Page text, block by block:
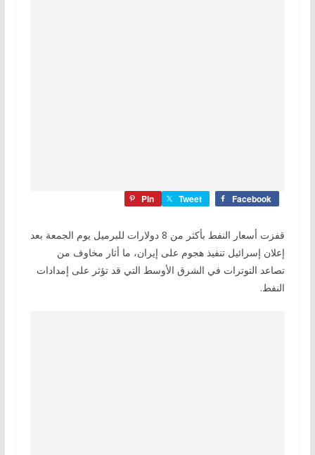
Facebook
Tweet
Pin
قفزت أسعار النفط بأكثر من 8 دولارات للبرميل يوم الجمعة بعد
إعلان إسرائيل تنفيذ هجوم على إيران، ما أثار مخاوف من
تصاعد التوترات في الشرق الأوسط التي قد تؤثر على إمدادات
النفط.